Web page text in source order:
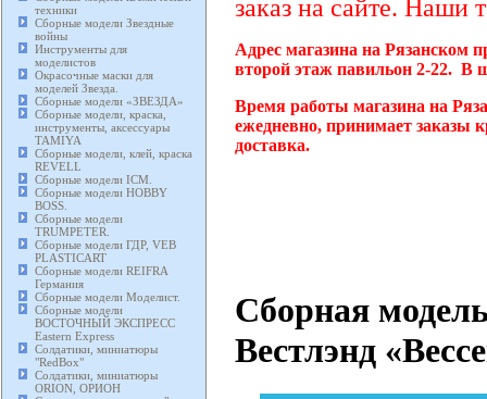
техники
Сборные модели Звездные
войны
Инструменты для
моделистов
Окрасочные маски для
моделей Звезда.
Сборные модели «ЗВЕЗДА»
Сборные модели, краска,
инструменты, аксессуары
TAMIYA
Сборные модели, клей, краска
REVELL
Сборные модели ICM.
Сборные модели HOBBY
BOSS.
Сборные модели
TRUMPETER.
Сборные модели ГДР, VEB
PLASTICART
Сборные модели REIFRA
Германия
Сборные модели Моделист.
Сборные модели
ВОСТОЧНЫЙ ЭКСПРЕСС
Eastern Express
Солдатики, миниатюры
"RedBox"
Солдатики, миниатюры
ORION, ОРИОН
заказ на сайте. Наши
Адрес магазина на Рязанском
второй этаж павильон 2-22. В
Время работы магазина на
ежедневно, принимает заказы
доставка.
Сборная
Вестлэнд